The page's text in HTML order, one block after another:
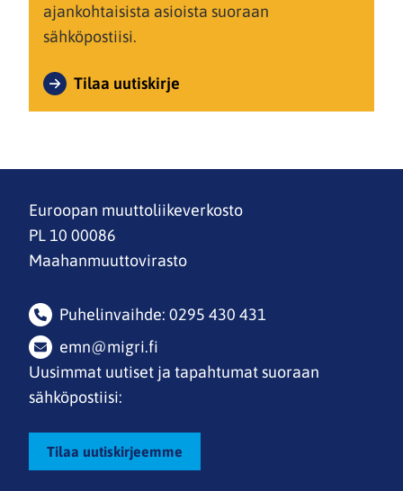
ajankohtaisista asioista suoraan
sähköpostiisi.
Tilaa uutiskirje
Euroopan muuttoliikeverkosto
PL 10 00086
Maahanmuuttovirasto
Puhelinvaihde: 0295 430 431
emn@migri.fi
Uusimmat uutiset ja tapahtumat suoraan
sähköpostiisi:
Tilaa uutiskirjeemme